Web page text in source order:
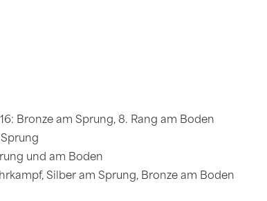
Bronze am Sprung, 8. Rang am Boden
und am Boden
Silber am Sprung, Bronze am Boden